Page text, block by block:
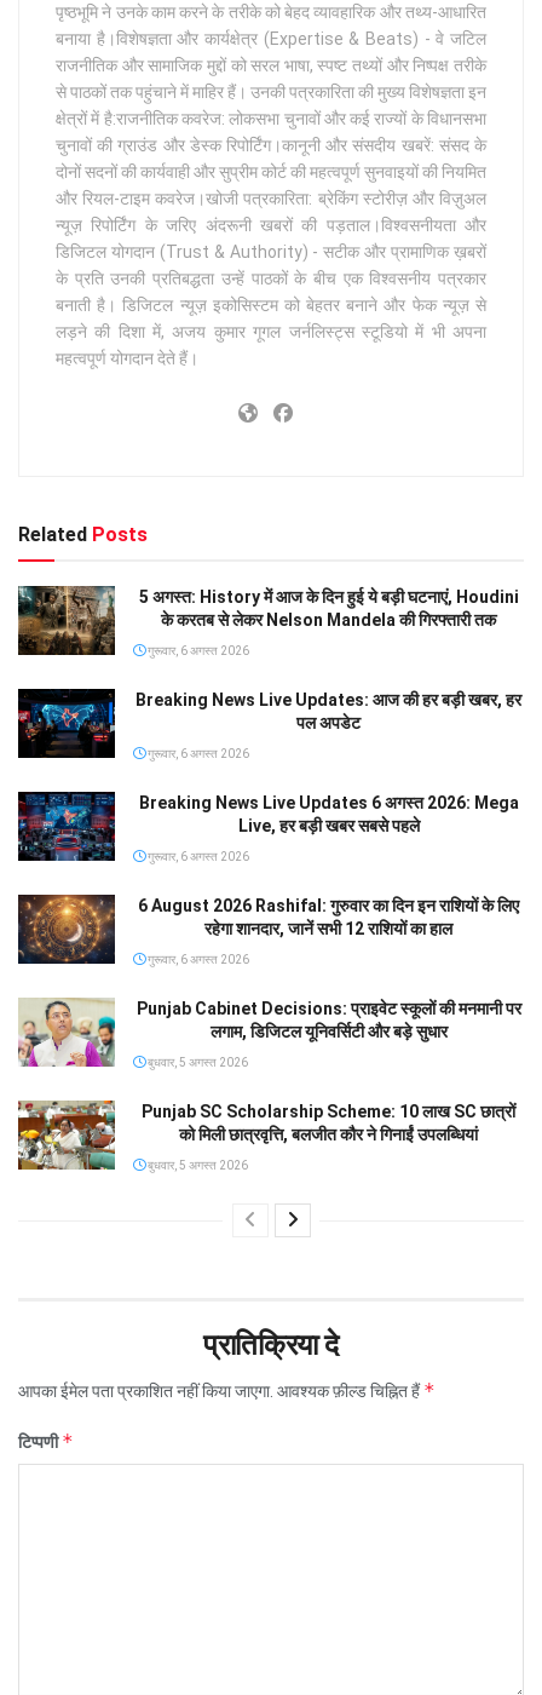
पृष्ठभूमि ने उनके काम करने के तरीके को बेहद व्यावहारिक और तथ्य-आधारित
बनाया है।विशेषज्ञता और कार्यक्षेत्र (Expertise & Beats) - वे जटिल
राजनीतिक और सामाजिक मुद्दों को सरल भाषा, स्पष्ट तथ्यों और निष्पक्ष तरीके
से पाठकों तक पहुंचाने में माहिर हैं। उनकी पत्रकारिता की मुख्य विशेषज्ञता इन
क्षेत्रों में है:राजनीतिक कवरेज: लोकसभा चुनावों और कई राज्यों के विधानसभा
चुनावों की ग्राउंड और डेस्क रिपोर्टिंग।कानूनी और संसदीय खबरें: संसद के
दोनों सदनों की कार्यवाही और सुप्रीम कोर्ट की महत्वपूर्ण सुनवाइयों की नियमित
और रियल-टाइम कवरेज।खोजी पत्रकारिता: ब्रेकिंग स्टोरीज़ और विज़ुअल
न्यूज़ रिपोर्टिंग के जरिए अंदरूनी खबरों की पड़ताल।विश्वसनीयता और
डिजिटल योगदान (Trust & Authority) - सटीक और प्रामाणिक ख़बरों
के प्रति उनकी प्रतिबद्धता उन्हें पाठकों के बीच एक विश्वसनीय पत्रकार
बनाती है। डिजिटल न्यूज़ इकोसिस्टम को बेहतर बनाने और फेक न्यूज़ से
लड़ने की दिशा में, अजय कुमार गूगल जर्नलिस्ट्स स्टूडियो में भी अपना
महत्वपूर्ण योगदान देते हैं।
Related Posts
5 अगस्त: History में आज के दिन हुई ये बड़ी घटनाएं, Houdini
के करतब से लेकर Nelson Mandela की गिरफ्तारी तक
गुरूवार, 6 अगस्त 2026
Breaking News Live Updates: आज की हर बड़ी खबर, हर
पल अपडेट
गुरूवार, 6 अगस्त 2026
Breaking News Live Updates 6 अगस्त 2026: Mega
Live, हर बड़ी खबर सबसे पहले
गुरूवार, 6 अगस्त 2026
6 August 2026 Rashifal: गुरुवार का दिन इन राशियों के लिए
रहेगा शानदार, जानें सभी 12 राशियों का हाल
गुरूवार, 6 अगस्त 2026
Punjab Cabinet Decisions: प्राइवेट स्कूलों की मनमानी पर
लगाम, डिजिटल यूनिवर्सिटी और बड़े सुधार
बुधवार, 5 अगस्त 2026
Punjab SC Scholarship Scheme: 10 लाख SC छात्रों
को मिली छात्रवृत्ति, बलजीत कौर ने गिनाईं उपलब्धियां
बुधवार, 5 अगस्त 2026
प्रातिक्रिया दे
आपका ईमेल पता प्रकाशित नहीं किया जाएगा. आवश्यक फ़ील्ड चिह्नित हैं*
टिप्पणी*